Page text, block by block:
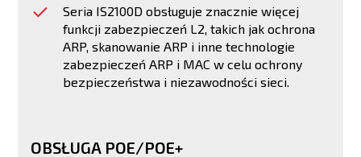
Seria IS2100D obsługuje znacznie więcej
funkcji zabezpieczeń L2, takich jak ochrona
ARP, skanowanie ARP i inne technologie
zabezpieczeń ARP i MAC w celu ochrony
bezpieczeństwa i niezawodności sieci.
OBSŁUGA POE/POE+